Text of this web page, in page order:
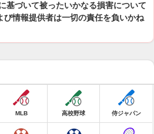
基づいて被ったいかなる損害について
び情報提供者は一切の責任を負いかね
MLB 高校野球 侍ジャパン